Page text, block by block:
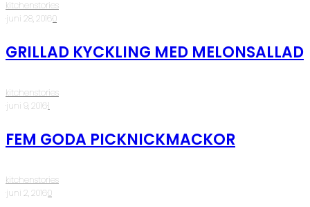
kitchenstories
·juni 28, 2016·0
GRILLAD KYCKLING MED MELONSALLAD
kitchenstories
·juni 9, 2016·1
FEM GODA PICKNICKMACKOR
kitchenstories
·juni 2, 2016·0